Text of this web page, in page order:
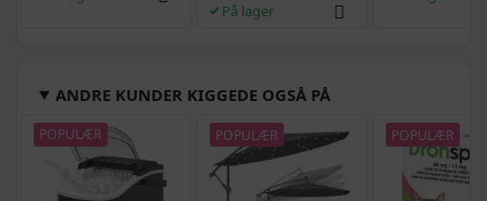
På lager
ANDRE KUNDER KIGGEDE OGSÅ PÅ
POPULÆR POPULÆR POPULÆR